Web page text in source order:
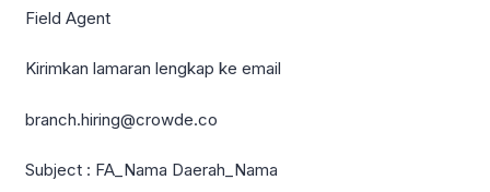
Field Agent
Kirimkan lamaran lengkap ke email
branch.hiring@crowde.co
Subject : FA_Nama Daerah_Nama